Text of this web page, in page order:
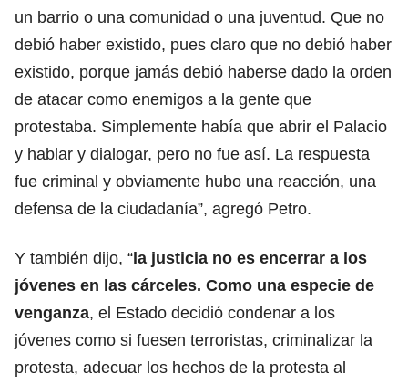
un barrio o una comunidad o una juventud. Que no
debió haber existido, pues claro que no debió haber
existido, porque jamás debió haberse dado la orden
de atacar como enemigos a la gente que
protestaba. Simplemente había que abrir el Palacio
y hablar y dialogar, pero no fue así. La respuesta
fue criminal y obviamente hubo una reacción, una
defensa de la ciudadanía”, agregó Petro.
Y también dijo, “la justicia no es encerrar a los
jóvenes en las cárceles. Como una especie de
venganza, el Estado decidió condenar a los
jóvenes como si fuesen terroristas, criminalizar la
protesta, adecuar los hechos de la protesta al